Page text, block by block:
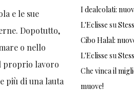
e le sue
Dopotutto,
o nello
proprio lavoro
più di una lauta
I dealcolati:
L'Eclisse su
Cibo Halal:
L'Eclisse su
Che vinca il
muove!